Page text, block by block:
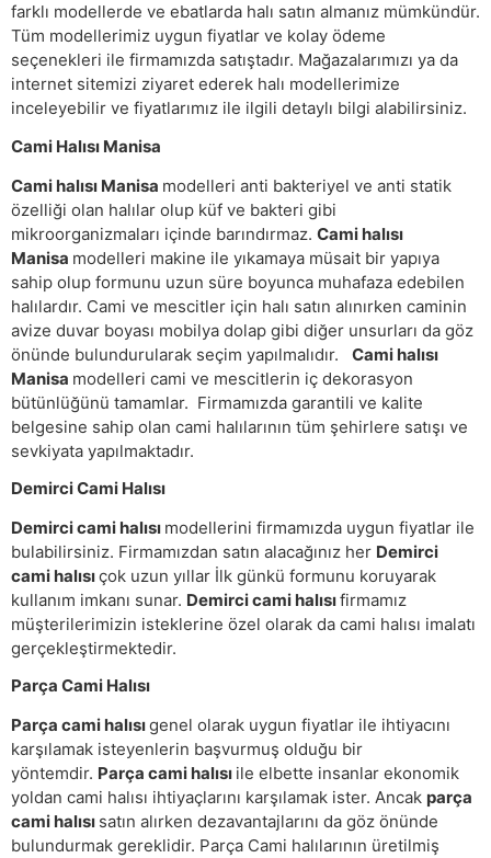
farklı modellerde ve ebatlarda halı satın almanız mümkündür.
Tüm modellerimiz uygun fiyatlar ve kolay ödeme
seçenekleri ile firmamızda satıştadır. Mağazalarımızı ya da
internet sitemizi ziyaret ederek halı modellerimize
inceleyebilir ve fiyatlarımız ile ilgili detaylı bilgi alabilirsiniz.
Cami Halısı Manisa
Cami halısı Manisa modelleri anti bakteriyel ve anti statik
özelliği olan halılar olup küf ve bakteri gibi
mikroorganizmaları içinde barındırmaz. Cami halısı
Manisa modelleri makine ile yıkamaya müsait bir yapıya
sahip olup formunu uzun süre boyunca muhafaza edebilen
halılardır. Cami ve mescitler için halı satın alınırken caminin
avize duvar boyası mobilya dolap gibi diğer unsurları da göz
önünde bulundurularak seçim yapılmalıdır. Cami halısı
Manisa modelleri cami ve mescitlerin iç dekorasyon
bütünlüğünü tamamlar. Firmamızda garantili ve kalite
belgesine sahip olan cami halılarının tüm şehirlere satışı ve
sevkiyata yapılmaktadır.
Demirci Cami Halısı
Demirci cami halısı modellerini firmamızda uygun fiyatlar ile
bulabilirsiniz. Firmamızdan satın alacağınız her Demirci
cami halısıçok uzun yıllar İlk günkü formunu koruyarak
kullanım imkanı sunar. Demirci cami halısıfirmamız
müşterilerimizin isteklerine özel olarak da cami halısı imalatı
gerçekleştirmektedir.
Parça Cami Halısı
Parça cami halısıgenel olarak uygun fiyatlar ile ihtiyacını
karşılamak isteyenlerin başvurmuş olduğu bir
yöntemdir. Parça cami halısı ile elbette insanlar ekonomik
yoldan cami halısı ihtiyaçlarını karşılamak ister. Ancak parça
cami halısı satın alırken dezavantajlarını da göz önünde
bulundurmak gereklidir. Parça Cami halılarının üretilmiş